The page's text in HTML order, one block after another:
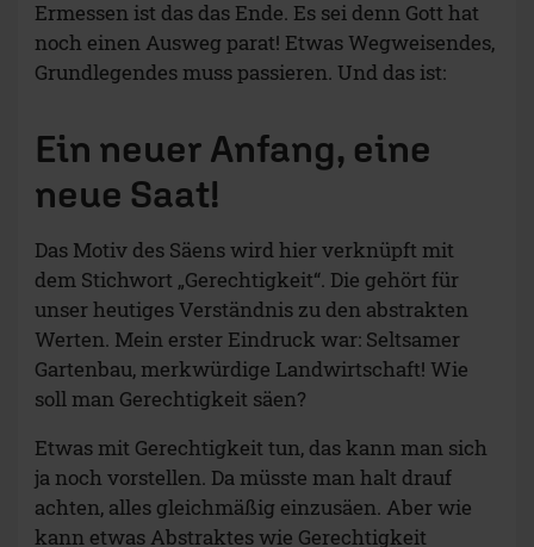
Ermessen ist das das Ende. Es sei denn Gott hat
noch einen Ausweg parat! Etwas Wegweisendes,
Grundlegendes muss passieren. Und das ist:
Ein neuer Anfang, eine
neue Saat!
Das Motiv des Säens wird hier verknüpft mit
dem Stichwort „Gerechtigkeit“. Die gehört für
unser heutiges Verständnis zu den abstrakten
Werten. Mein erster Eindruck war: Seltsamer
Gartenbau, merkwürdige Landwirtschaft! Wie
soll man Gerechtigkeit säen?
Etwas mit Gerechtigkeit tun, das kann man sich
ja noch vorstellen. Da müsste man halt drauf
achten, alles gleichmäßig einzusäen. Aber wie
kann etwas Abstraktes wie Gerechtigkeit